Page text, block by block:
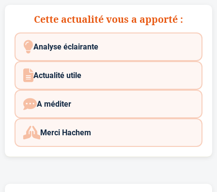
Cette actualité vous a apporté :
Analyse éclairante
Actualité utile
A méditer
Merci Hachem